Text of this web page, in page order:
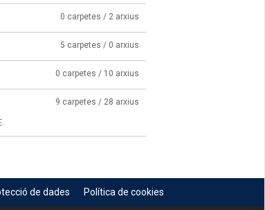
0 carpetes / 2 arxius
5 carpetes / 0 arxius
0 carpetes / 10 arxius
9 carpetes / 28 arxius
de dades Política de cookies